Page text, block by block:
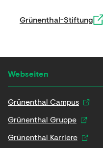
Grünenthal-Stiftung
Webseiten
Grünenthal Campus
Grünenthal Gruppe
Grünenthal Karriere